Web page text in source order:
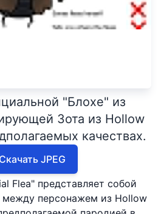
"Блохе" из
Зота из Hollow
качествах.
Скачать JPEG
Flea" представляет собой
между персонажем из Hollow